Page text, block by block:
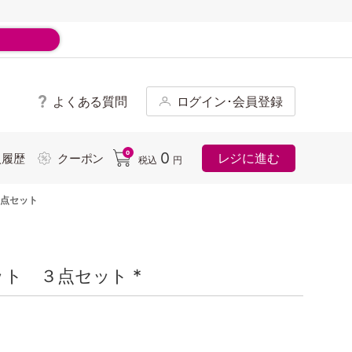
よくある質問 ログイン･会員登録
歴 クーポン 0
税込 0 円 レジに進む
セット
ト ３点セット *